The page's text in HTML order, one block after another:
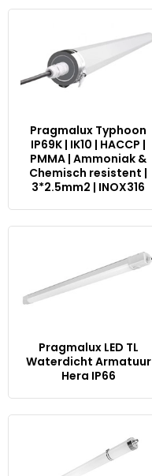
Pragmalux Typhoon
IP69K | IK10 | HACCP |
PMMA | Ammoniak &
Chemisch resistent |
3*2.5mm2 | INOX316
Pragmalux LED TL
Waterdicht Armatuur
Hera IP66